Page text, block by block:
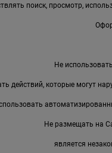
поиск, просмотр,
Не
действий, которые могут
Не размещать на
является